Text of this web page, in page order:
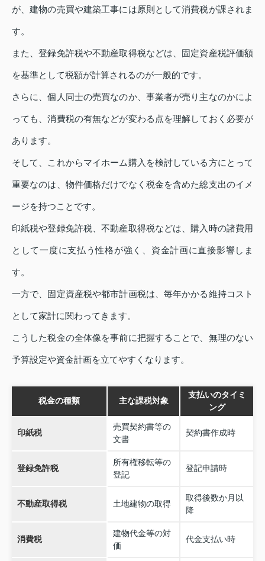
が、建物の売買や建築工事には原則として消費税が課されま
す。
また、登録免許税や不動産取得税などは、固定資産税評価額
を基準として税額が計算されるのが一般的です。
さらに、個人同士の売買なのか、事業者が売り主なのかによ
っても、消費税の有無などが変わる点を理解しておく必要が
あります。
そして、これからマイホーム購入を検討している方にとって
重要なのは、物件価格だけでなく税金を含めた総支出のイメ
ージを持つことです。
印紙税や登録免許税、不動産取得税などは、購入時の諸費用
として一度に支払う性格が強く、資金計画に直接影響しま
す。
一方で、固定資産税や都市計画税は、毎年かかる維持コスト
として家計に関わってきます。
こうした税金の全体像を事前に把握することで、無理のない
予算設定や資金計画を立てやすくなります。
税金の種類 主な課税対象
支払いのタイミ
ング
印紙税
売買契約書等の
文書
契約書作成時
登録免許税
所有権移転等の
登記
登記申請時
不動産取得税 土地建物の取得
取得後数か月以
降
消費税
建物代金等の対
価
代金支払い時